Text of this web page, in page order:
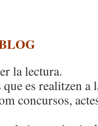
la lectura.
es realitzen a
concursos,